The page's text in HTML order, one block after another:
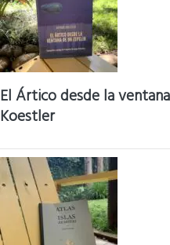
El Ártico desde la
Koestler